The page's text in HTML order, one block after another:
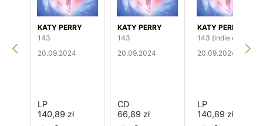
KATY PERRY
143
20.09.2024
LP
140,89 zł
KATY PERRY
143
20.09.2024
CD
66,89 zł
KATY PERRY
143 (indie edition)
20.09.2024
LP
140,89 zł